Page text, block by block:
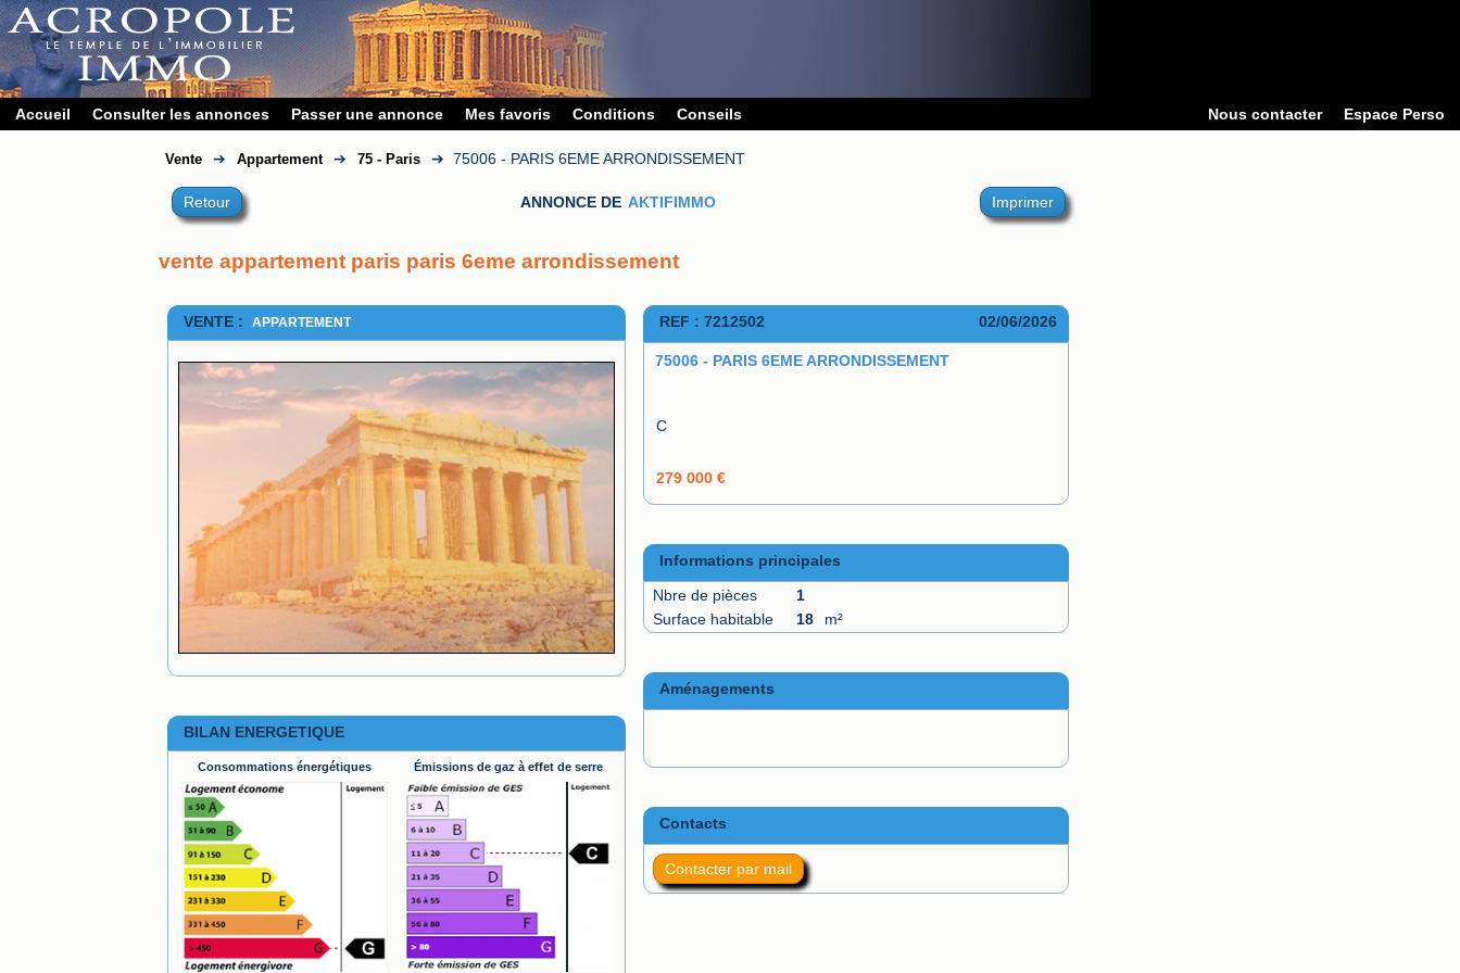
Accueil Consulter les annonces Passer une annonce Mes favoris Conditions Conseils Nous contacter Espace Perso
Vente ➔ Appartement ➔ 75 - Paris ➔ 75006 - PARIS 6EME ARRONDISSEMENT
Retour ANNONCE DE AKTIFIMMO Imprimer
vente appartement paris paris 6eme arrondissement
VENTE : APPARTEMENT
BILAN ENERGETIQUE
Consommations énergétiques Émissions de gaz à effet de serre
REF : 7212502 02/06/2026
75006 - PARIS 6EME ARRONDISSEMENT
C
279 000 €
Informations principales
Nbre de pièces
1
Surface habitable
18 m²
Aménagements
Contacts
Contacter par mail